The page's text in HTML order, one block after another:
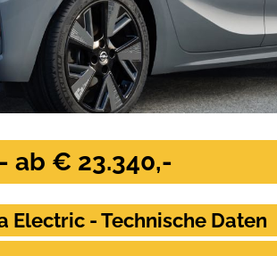
ab € 23.340,-
Electric - Technische Daten